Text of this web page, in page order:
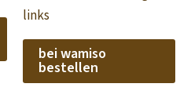
links
bei wamiso
bestellen